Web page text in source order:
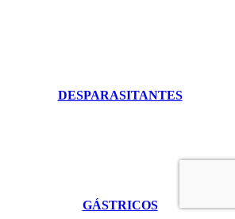
DESPARASITANTES
GÁSTRICOS